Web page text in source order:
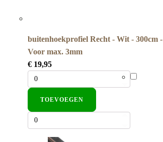
buitenhoekprofiel Recht - Wit - 300cm -
Voor max. 3mm
€ 19,95
TOEVOEGEN